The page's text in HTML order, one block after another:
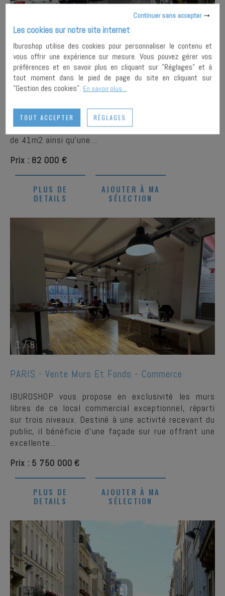
1/3
PARIS -Vente Fonds - Commerce
Iburoshop vous propose la cession d'un fonds de
sans extraction. Situé sur la rue Notre Dame de
Lorette, le local est composé d'un rez-de-chaussée
de 41m2 ainsi qu'une…
Prix : 82 000 €
PLUS DE
DETAILS
AJOUTER À MA
SÉLECTION
1/8
PARIS - Vente Murs Et Fonds - Commerce
IBUROSHOP vous propose en exclusivité les murs
libres de ce local commercial exceptionnel, réparti
sur trois niveaux. Destiné à une activité recevant du
public, il bénéficie d’une façade sur rue offrant une
excellente…
Prix : 5 750 000 €
PLUS DE
DETAILS
AJOUTER À MA
SÉLECTION
Continuer sans accepter
Les cookies sur notre site internet
Iburoshop utilise des cookies pour personnaliser le contenu et
vous offrir une expérience sur mesure. Vous pouvez gérer vos
préférences et en savoir plus en cliquant sur "Réglages" et à
tout moment dans le pied de page du site en cliquant sur
"Gestion des cookies". En savoir plus...
TOUT ACCEPTER RÉGLAGES